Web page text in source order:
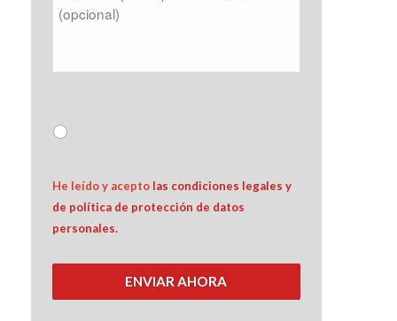
He leído y acepto las condiciones legales y
de política de protección de datos
personales.
ENVIAR AHORA